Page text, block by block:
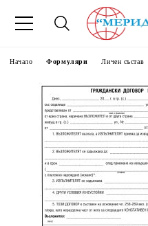
Начало Формуляри Личен състав